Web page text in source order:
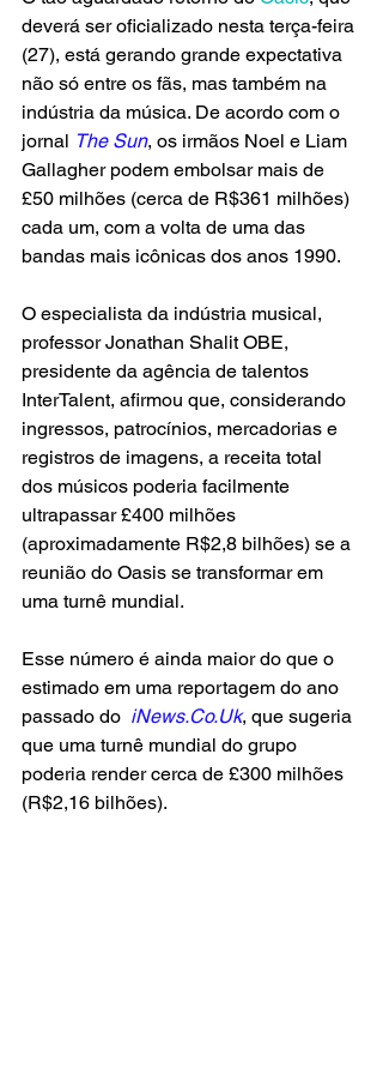
deverá ser oficializado nesta terça-feira
(27), está gerando grande expectativa
não só entre os fãs, mas também na
indústria da música. De acordo com o
jornal The Sun, os irmãos Noel e Liam
Gallagher podem embolsar mais de
£50 milhões (cerca de R$361 milhões)
cada um, com a volta de uma das
bandas mais icônicas dos anos 1990.
O especialista da indústria musical,
professor Jonathan Shalit OBE,
presidente da agência de talentos
InterTalent, afirmou que, considerando
ingressos, patrocínios, mercadorias e
registros de imagens, a receita total
dos músicos poderia facilmente
ultrapassar £400 milhões
(aproximadamente R$2,8 bilhões) se a
reunião do Oasis se transformar em
uma turnê mundial.
Esse número é ainda maior do que o
estimado em uma reportagem do ano
passado do iNews.Co.Uk, que sugeria
que uma turnê mundial do grupo
poderia render cerca de £300 milhões
(R$2,16 bilhões).